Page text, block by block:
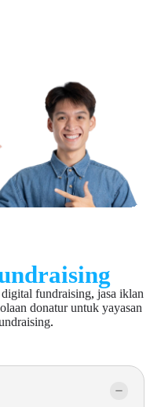
digital fundraising, jasa iklan
donatur untuk yayasan
.